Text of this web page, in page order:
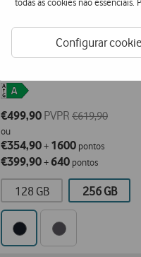
Configurar
Samsung Galaxy A57
€499,90 PVPR €619,90
ou
€354,90+ 1600 pontos
€399,90+640 pontos
128 GB 256 GB